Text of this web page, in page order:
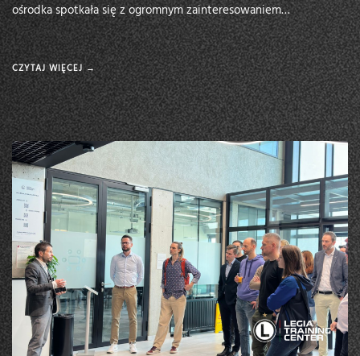
ośrodka spotkała się z ogromnym zainteresowaniem…
CZYTAJ WIĘCEJ →